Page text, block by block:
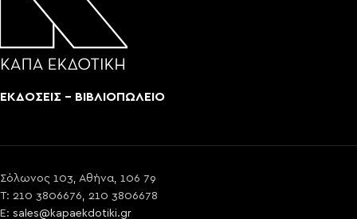
ΕΚΔΟΣΕΙΣ - ΒΙΒΛΙΟΠΩΛΕΙΟ
Σόλωνος 103, Αθήνα, 106 79
T: 210 3806676, 210 3806678
E: sales@kapaekdotiki.gr